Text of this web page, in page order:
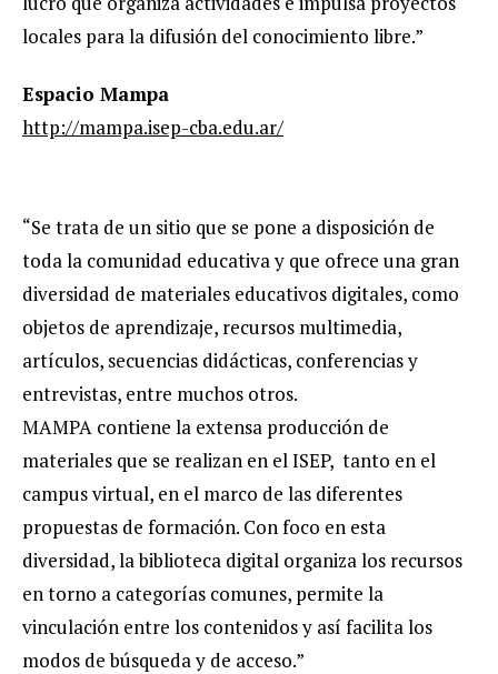
locales para la difusión del conocimiento libre.”
Espacio Mampa
http://mampa.isep-cba.edu.ar/
“Se trata de un sitio que se pone a disposición de
toda la comunidad educativa y que ofrece una gran
diversidad de materiales educativos digitales, como
objetos de aprendizaje, recursos multimedia,
artículos, secuencias didácticas, conferencias y
entrevistas, entre muchos otros.
MAMPA contiene la extensa producción de
materiales que se realizan en el ISEP, tanto en el
campus virtual, en el marco de las diferentes
propuestas de formación. Con foco en esta
diversidad, la biblioteca digital organiza los recursos
en torno a categorías comunes, permite la
vinculación entre los contenidos y así facilita los
modos de búsqueda y de acceso.”